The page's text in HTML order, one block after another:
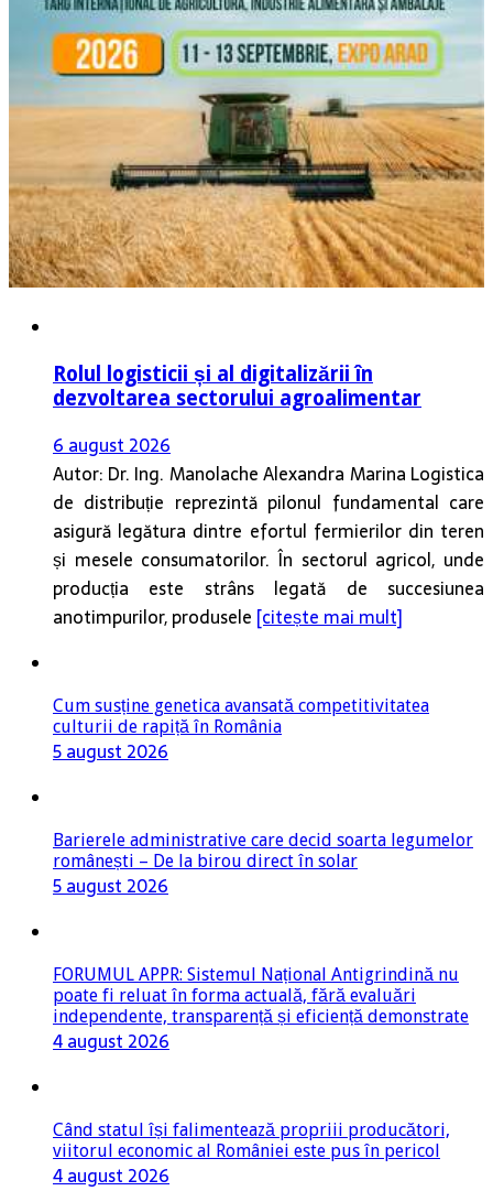
Rolul logisticii și al digitalizării în
dezvoltarea sectorului agroalimentar
6 august 2026
Autor: Dr. Ing. Manolache Alexandra Marina Logistica
de distribuție reprezintă pilonul fundamental care
asigură legătura dintre efortul fermierilor din teren
și mesele consumatorilor. În sectorul agricol, unde
producția este strâns legată de succesiunea
anotimpurilor, produsele [citește mai mult]
Cum susține genetica avansată competitivitatea
culturii de rapiță în România
5 august 2026
Barierele administrative care decid soarta legumelor
românești – De la birou direct în solar
5 august 2026
FORUMUL APPR: Sistemul Național Antigrindină nu
poate fi reluat în forma actuală, fără evaluări
independente, transparență și eficiență demonstrate
4 august 2026
Când statul își falimentează propriii producători,
viitorul economic al României este pus în pericol
4 august 2026